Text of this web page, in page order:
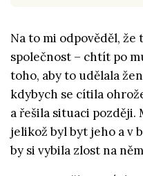
Na to mi odpověděl,
společnost – chtít po
toho, aby to udělala
kdybych se cítila
a řešila situaci
jelikož byl byt jeho a v
by si vybila zlost na